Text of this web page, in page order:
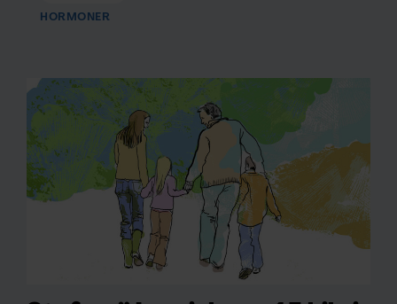
information som du har tillhandahållit eller som de har
HORMONER